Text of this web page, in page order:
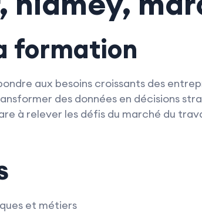
formation
aux besoins croissants des
des données en décisions
à relever les défis du marché du
et métiers